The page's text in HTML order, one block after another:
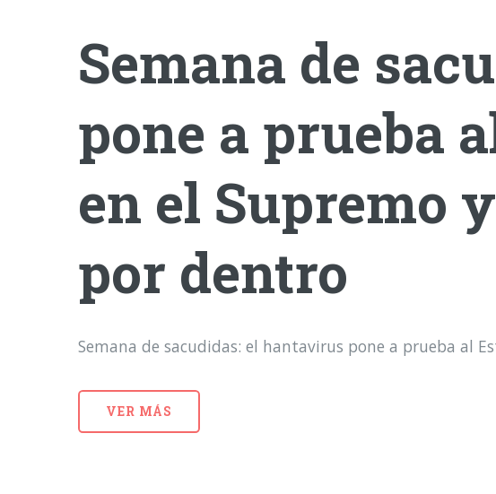
Semana de
pone a prueba
en el Supremo
por dentro
Semana de sacudidas: el hantavirus pone a prueba al
VER MÁS